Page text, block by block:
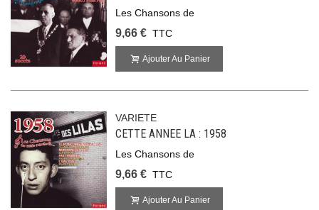
Les Chansons de
9,66 € TTC
Ajouter Au Panier
VARIETE
CETTE ANNEE LA : 1958
Les Chansons de
9,66 € TTC
Ajouter Au Panier